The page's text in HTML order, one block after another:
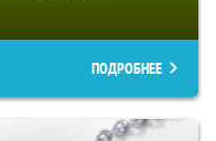
ПОДРОБНЕЕ